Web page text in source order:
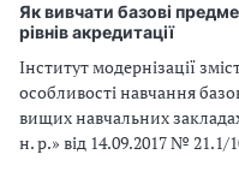
Як вивчати базові
рівнів акредитації
Інститут модернізації
особливості навчання
вищих навчальних закладах
н. р.» від 14.09.2017 № 21.1/